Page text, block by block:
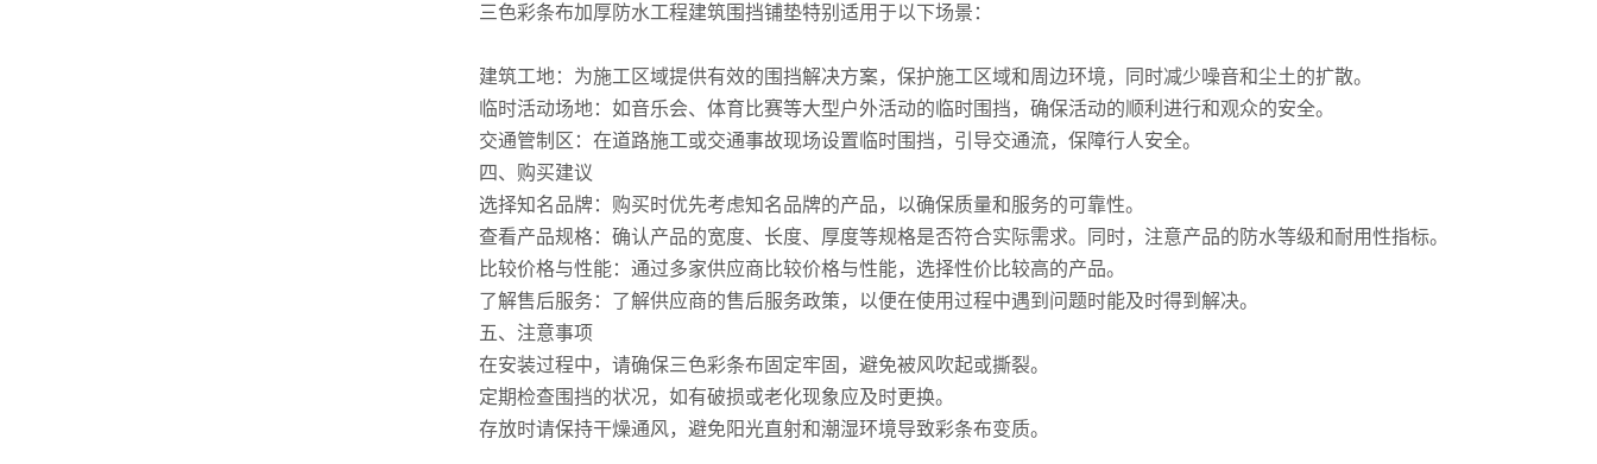
三色彩条布加厚防水工程建筑围挡铺垫特别适用于以下场景：
建筑工地：为施工区域提供有效的围挡解决方案，保护施工区域和周边环境，同时减少噪音和尘土的扩散。
临时活动场地：如音乐会、体育比赛等大型户外活动的临时围挡，确保活动的顺利进行和观众的安全。
交通管制区：在道路施工或交通事故现场设置临时围挡，引导交通流，保障行人安全。
四、购买建议
选择知名品牌：购买时优先考虑知名品牌的产品，以确保质量和服务的可靠性。
查看产品规格：确认产品的宽度、长度、厚度等规格是否符合实际需求。同时，注意产品的防水等级和耐用性指标。
比较价格与性能：通过多家供应商比较价格与性能，选择性价比较高的产品。
了解售后服务：了解供应商的售后服务政策，以便在使用过程中遇到问题时能及时得到解决。
五、注意事项
在安装过程中，请确保三色彩条布固定牢固，避免被风吹起或撕裂。
定期检查围挡的状况，如有破损或老化现象应及时更换。
存放时请保持干燥通风，避免阳光直射和潮湿环境导致彩条布变质。